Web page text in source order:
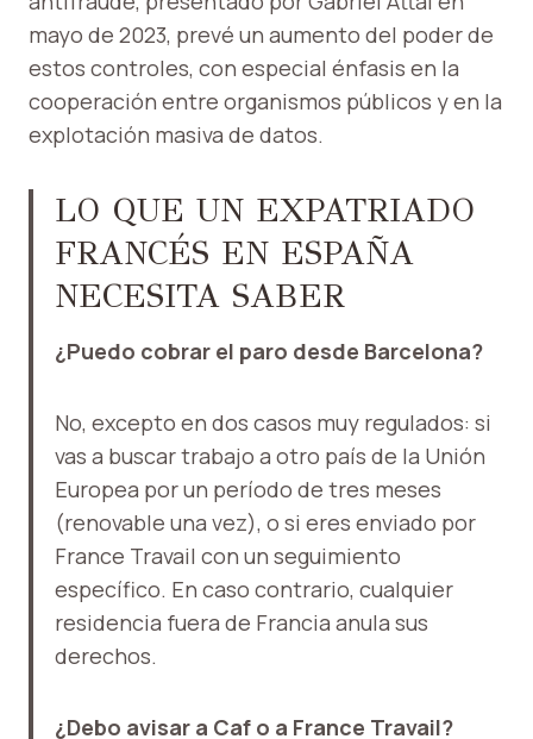
mayo de 2023, prevé un aumento del poder de
estos controles, con especial énfasis en la
cooperación entre organismos públicos y en la
explotación masiva de datos.
LO QUE UN EXPATRIADO
FRANCÉS EN ESPAÑA
NECESITA SABER
¿Puedo cobrar el paro desde Barcelona?
No, excepto en dos casos muy regulados: si
vas a buscar trabajo a otro país de la Unión
Europea por un período de tres meses
(renovable una vez), o si eres enviado por
France Travail con un seguimiento
específico. En caso contrario, cualquier
residencia fuera de Francia anula sus
derechos.
¿Debo avisar a Caf o a France Travail?